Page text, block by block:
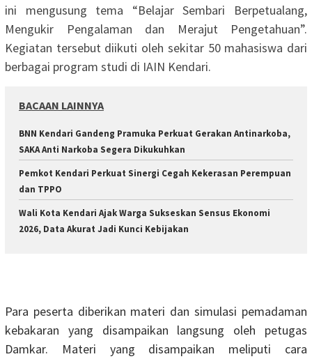
ini mengusung tema “Belajar Sembari Berpetualang,
Mengukir Pengalaman dan Merajut Pengetahuan”.
Kegiatan tersebut diikuti oleh sekitar 50 mahasiswa dari
berbagai program studi di IAIN Kendari.
BACAAN LAINNYA
BNN Kendari Gandeng Pramuka Perkuat Gerakan Antinarkoba,
SAKA Anti Narkoba Segera Dikukuhkan
Pemkot Kendari Perkuat Sinergi Cegah Kekerasan Perempuan
dan TPPO
Wali Kota Kendari Ajak Warga Sukseskan Sensus Ekonomi
2026, Data Akurat Jadi Kunci Kebijakan
Para peserta diberikan materi dan simulasi pemadaman
kebakaran yang disampaikan langsung oleh petugas
Damkar. Materi yang disampaikan meliputi cara